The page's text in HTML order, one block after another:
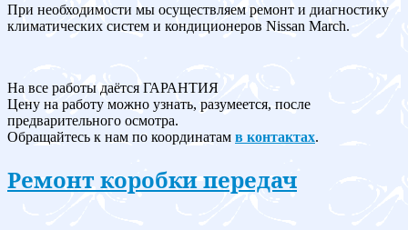
При необходимости мы осуществляем ремонт и диагностику
климатических систем и кондиционеров Nissan March.
На все работы даётся ГАРАНТИЯ
Цену на работу можно узнать, разумеется, после
предварительного осмотра.
Обращайтесь к нам по координатам в контактах.
Ремонт коробки передач